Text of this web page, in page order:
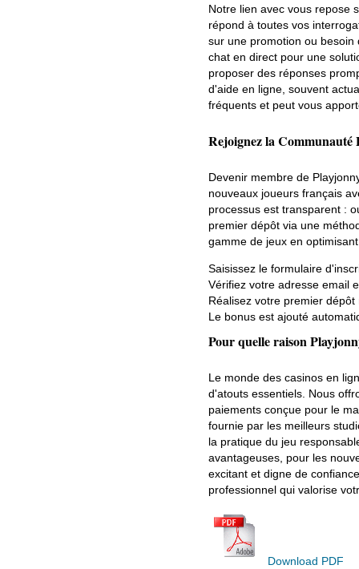
Notre lien avec vous repose
répond à toutes vos
sur une promotion ou besoin
chat en direct pour une
proposer des réponses
d'aide en ligne, souvent
fréquents et peut vous
Rejoignez la Communauté
Devenir membre de
nouveaux joueurs français
processus est transparent :
premier dépôt via une
gamme de jeux en
Saisissez le formulaire
Vérifiez votre adresse email
Réalisez votre premier
Le bonus est ajouté
Pour quelle raison
Le monde des casinos en
d'atouts essentiels. Nous
paiements conçue pour le
fournie par les meilleurs
la pratique du jeu
avantageuses, pour les
excitant et digne de
professionnel qui valorise
Download PDF